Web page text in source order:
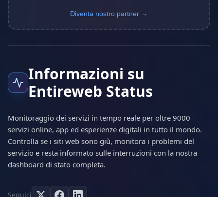
Diventa nostro partner →
Informazioni su
Entireweb Status
Monitoraggio dei servizi in tempo reale per oltre 9000
servizi online, app ed esperienze digitali in tutto il mondo.
Controlla se i siti web sono giù, monitora i problemi del
servizio e resta informato sulle interruzioni con la nostra
dashboard di stato completa.
Seguici